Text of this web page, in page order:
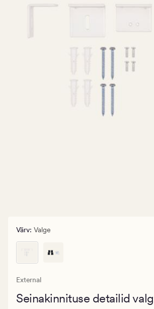
Värv: Valge
External
Seinakinnituse detailid